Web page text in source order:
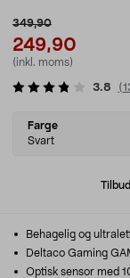
349,90
249,90
(inkl. moms)
3.8 (
Select
variant
Farge
Svart
Behagelig og
Deltaco Gaming
Optisk sensor med